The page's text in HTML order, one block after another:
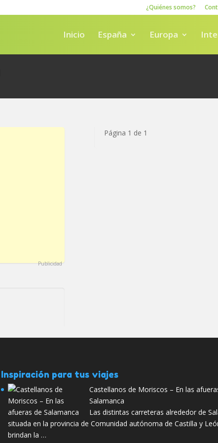
¿Quiénes somos?
Inicio España Europa
Publicidad
Página 1 de 1
Inspiración para tus viajes
Castellanos de Moriscos – En las
Salamanca
Las distintas carreteras alrededor de
situada en la provincia de Comunidad autónoma de Castilla y
brindan la …